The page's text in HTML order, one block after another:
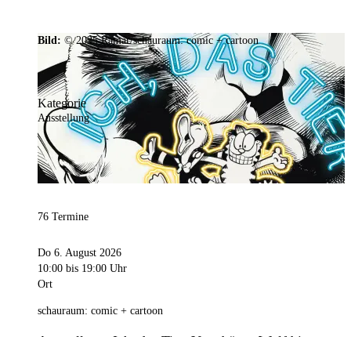
Bild: © 2025 Ramar/schauraum: comic + cartoon
Kategorie
Ausstellung
76 Termine
Do 6. August 2026
10:00 bis 19:00 Uhr
Ort
schauraum: comic + cartoon